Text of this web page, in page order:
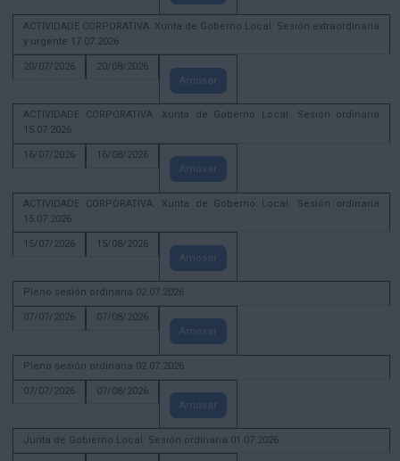
ACTIVIDADE CORPORATIVA. Xunta de Goberno Local. Sesión extraordinaria
y urgente 17.07.2026
20/07/2026
20/08/2026
Amosar
ACTIVIDADE CORPORATIVA. Xunta de Goberno Local. Sesión ordinaria
15.07.2026
16/07/2026
16/08/2026
Amosar
ACTIVIDADE CORPORATIVA. Xunta de Goberno Local. Sesión ordinaria
15.07.2026
15/07/2026
15/08/2026
Amosar
Pleno sesión ordinaria 02.07.2026
07/07/2026
07/08/2026
Amosar
Pleno sesión ordinaria 02.07.2026
07/07/2026
07/08/2026
Amosar
Junta de Gobierno Local. Sesión ordinaria 01.07.2026